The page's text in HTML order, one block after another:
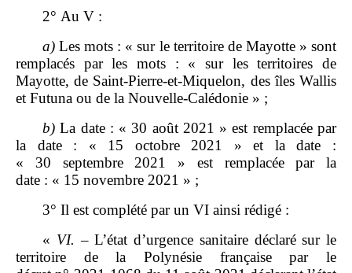
2° Au V :
a) Les mots : « sur le territoire de Mayotte » sont
remplacés par les mots : « sur les territoires de
Mayotte, de Saint‑Pierre‑et‑Miquelon, des îles Wallis
et Futuna ou de la Nouvelle‑Calédonie » ;
b) La date : « 30 août 2021 » est remplacée par
la date : « 15 octobre 2021 » et la date :
« 30 septembre 2021 » est remplacée par la
date : « 15 novembre 2021 » ;
3° Il est complété par un VI ainsi rédigé :
« VI. –L’état d’urgence sanitaire déclaré sur le
territoire de la Polynésie française par le